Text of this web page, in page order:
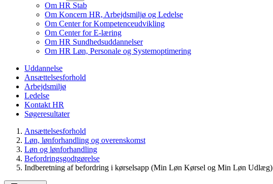
Om HR Stab
Om Koncern HR, Arbejdsmiljø og Ledelse
Om Center for Kompetenceudvikling
Om Center for E-læring
Om HR Sundhedsuddannelser
Om HR Løn, Personale og Systemoptimering
Uddannelse
Ansættelsesforhold
Arbejdsmiljø
Ledelse
Kontakt HR
Søgeresultater
Ansættelsesforhold
Løn, lønforhandling og overenskomst
Løn og lønforhandling
Befordringsgodtgørelse
Indberetning af befordring i kørselsapp (Min Løn Kørsel og Min Løn Udlæg)